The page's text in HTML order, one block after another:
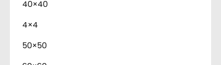
40×40
4×4
50×50